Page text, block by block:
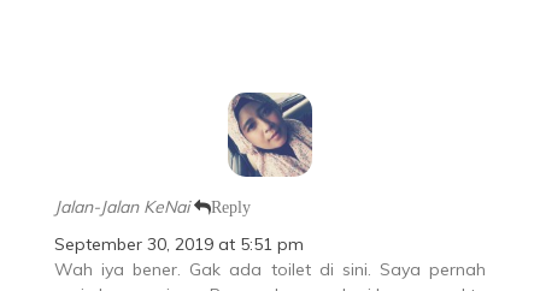
Jalan-Jalan KeNai Reply
September 30, 2019 at 5:51 pm
Wah iya bener. Gak ada toilet di sini. Saya pernah